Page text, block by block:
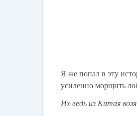
Я же попал в эту
усиленно морщить
Их ведь из Китая